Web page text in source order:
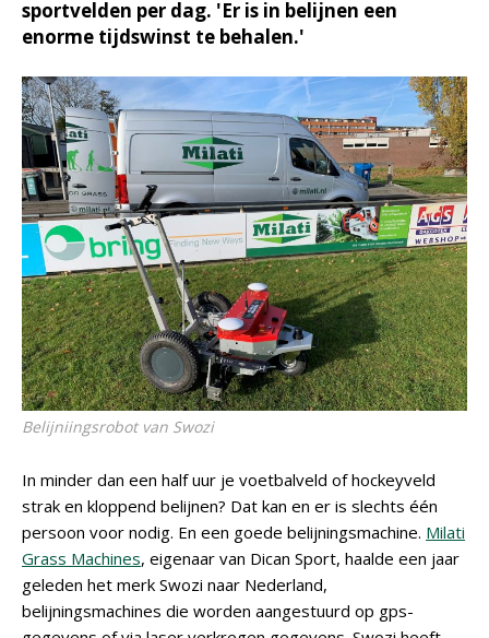
sportvelden per dag. 'Er is in belijnen een
enorme tijdswinst te behalen.'
Belijniingsrobot van Swozi
In minder dan een half uur je voetbalveld of hockeyveld
strak en kloppend belijnen? Dat kan en er is slechts één
persoon voor nodig. En een goede belijningsmachine. Milati
Grass Machines, eigenaar van Dican Sport, haalde een jaar
geleden het merk Swozi naar Nederland,
belijningsmachines die worden aangestuurd op gps-